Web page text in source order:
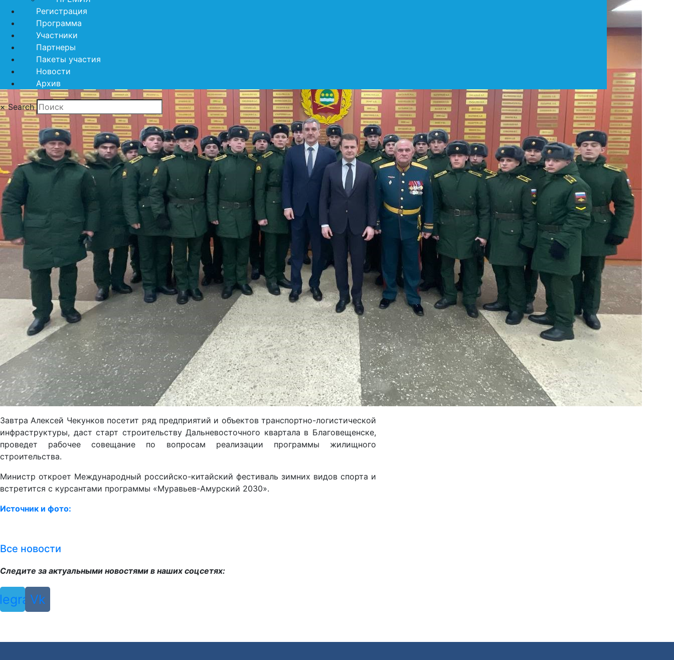
Регистрация
Программа
Участники
Партнеры
Пакеты участия
Новости
Архив
× Search
Завтра Алексей Чекунков посетит ряд предприятий и объектов транспортно-логистической
инфраструктуры, даст старт строительству Дальневосточного квартала в Благовещенске,
проведет рабочее совещание по вопросам реализации программы жилищного
строительства.
Министр откроет Международный российско-китайский фестиваль зимних видов спорта и
встретится с курсантами программы «Муравьев-Амурский 2030».
Источник и фото:
Все новости
Следите за актуальными новостями в наших соцсетях:
Vk